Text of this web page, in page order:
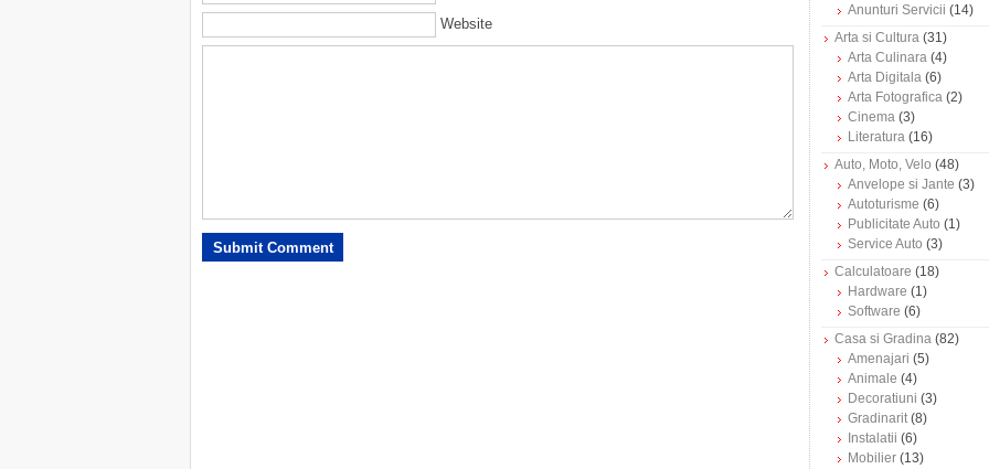
Website
Anunturi Servicii (14)
Arta si Cultura (31)
Arta Culinara (4)
Arta Digitala (6)
Arta Fotografica (2)
Cinema (3)
Literatura (16)
Auto, Moto, Velo (48)
Anvelope si Jante (3)
Autoturisme (6)
Publicitate Auto (1)
Service Auto (3)
Calculatoare (18)
Hardware (1)
Software (6)
Casa si Gradina (82)
Amenajari (5)
Animale (4)
Decoratiuni (3)
Gradinarit(8)
Instalatii (6)
Mobilier (13)